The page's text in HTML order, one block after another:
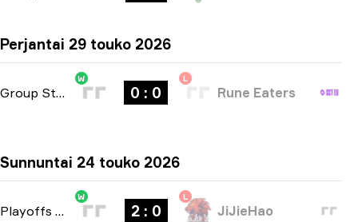
Perjantai 29 touko 2026
Group Stage -bo3
W
0 : 0
L
Rune Eaters
Sunnuntai 24 touko 2026
Playoffs bo3
W
2 : 0
L
JiJieHao